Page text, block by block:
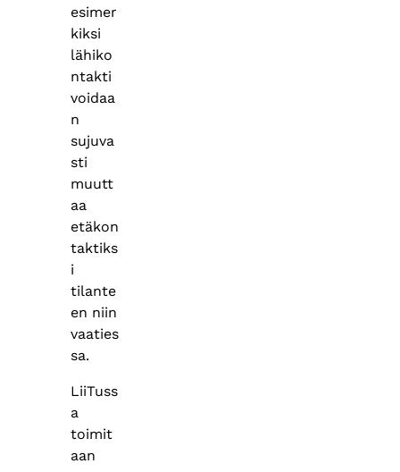
esimer
kiksi
lähiko
ntakti
voidaa
n
sujuva
sti
muutt
aa
etäkon
taktiks
i
tilante
en niin
vaaties
sa.
LiiTuss
a
toimit
aan